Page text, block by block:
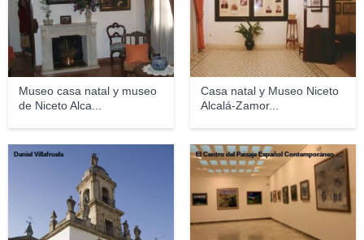
Museo casa natal y museo
de Niceto Alca...
Casa natal y Museo Niceto
Alcalá-Zamor...
Daniel Villafruela El Centro del Paisaje Español Contemporáneo Antonio Povedano